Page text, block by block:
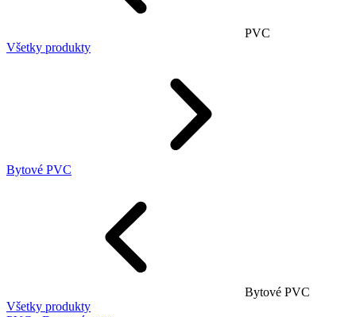
PVC
Všetky produkty
Bytové PVC
Bytové PVC
Všetky produkty